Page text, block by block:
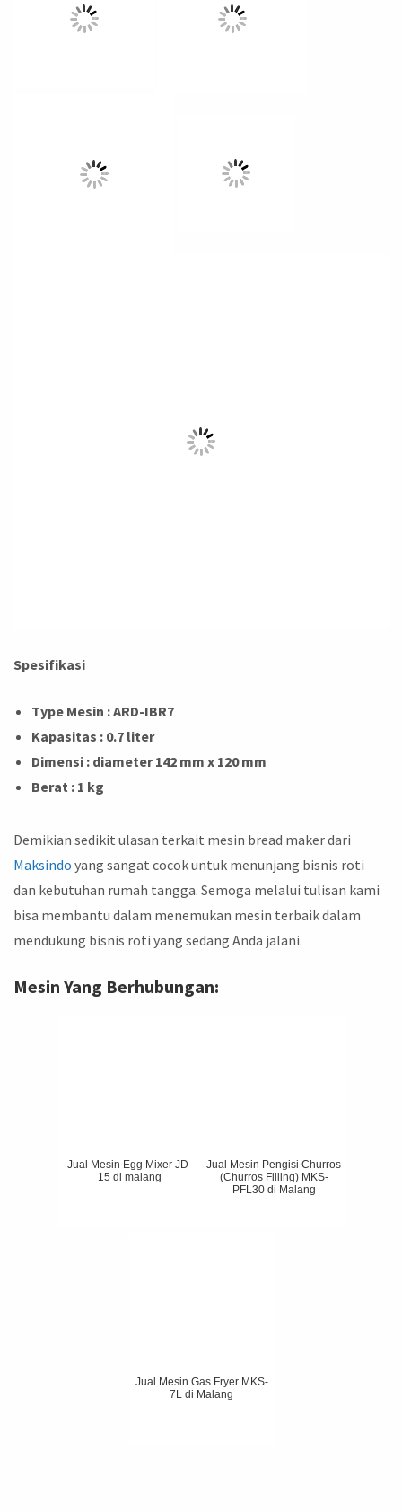
Spesifikasi
Type Mesin : ARD-IBR7
Kapasitas : 0.7 liter
Dimensi : diameter 142 mm x 120 mm
Berat : 1 kg
Demikian sedikit ulasan terkait mesin bread maker dari
Maksindo yang sangat cocok untuk menunjang bisnis roti
dan kebutuhan rumah tangga. Semoga melalui tulisan kami
bisa membantu dalam menemukan mesin terbaik dalam
mendukung bisnis roti yang sedang Anda jalani.
Mesin Yang Berhubungan:
Jual Mesin Egg Mixer JD-
15 di malang
Jual Mesin Pengisi Churros
(Churros Filling) MKS-
PFL30 di Malang
Jual Mesin Gas Fryer MKS-
7L di Malang